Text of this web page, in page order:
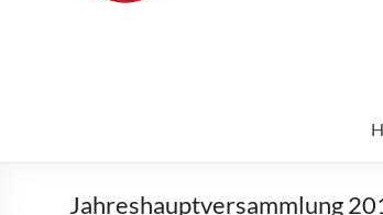
Jahreshauptversammlung